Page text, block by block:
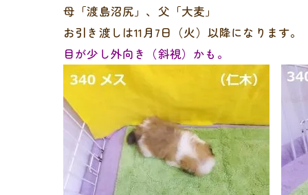
母「渡島沼尻」、父「大麦」
お引き渡しは11月7日（火）以降になります。
目が少し外向き（斜視）かも。